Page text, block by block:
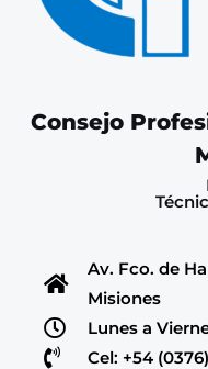
Consejo
Av. Fco. de
Misiones
Lunes a
Cel: +54